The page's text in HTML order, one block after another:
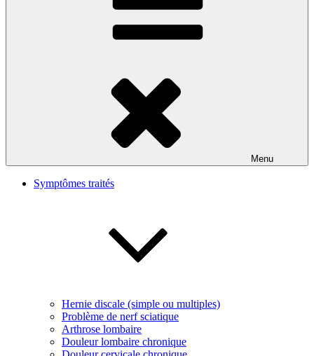
Menu
Symptômes traités
Hernie discale (simple ou multiples)
Problème de nerf sciatique
Arthrose lombaire
Douleur lombaire chronique